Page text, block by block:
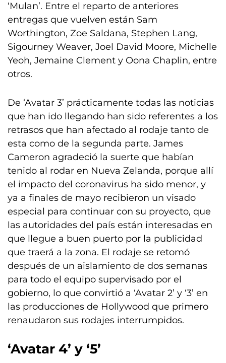
‘Mulan’. Entre el reparto de anteriores
entregas que vuelven están Sam
Worthington, Zoe Saldana, Stephen Lang,
Sigourney Weaver, Joel David Moore, Michelle
Yeoh, Jemaine Clement y Oona Chaplin, entre
otros.
De ‘Avatar 3’ prácticamente todas las noticias
que han ido llegando han sido referentes a los
retrasos que han afectado al rodaje tanto de
esta como de la segunda parte. James
Cameron agradeció la suerte que habían
tenido al rodar en Nueva Zelanda, porque allí
el impacto del coronavirus ha sido menor, y
ya a finales de mayo recibieron un visado
especial para continuar con su proyecto, que
las autoridades del país están interesadas en
que llegue a buen puerto por la publicidad
que traerá a la zona. El rodaje se retomó
después de un aislamiento de dos semanas
para todo el equipo supervisado por el
gobierno, lo que convirtió a ‘Avatar 2’ y ‘3’ en
las producciones de Hollywood que primero
renaudaron sus rodajes interrumpidos.
‘Avatar 4’ y ‘5’